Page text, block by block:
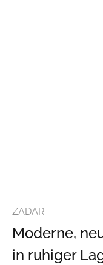
ZADAR
Moderne,
in ruhiger